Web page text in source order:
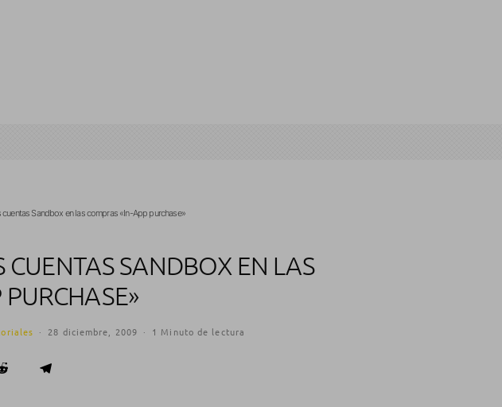
Sandbox en las compras «In-App purchase»
SANDBOX EN LAS
· 28 diciembre, 2009 · 1 Minuto de lectura